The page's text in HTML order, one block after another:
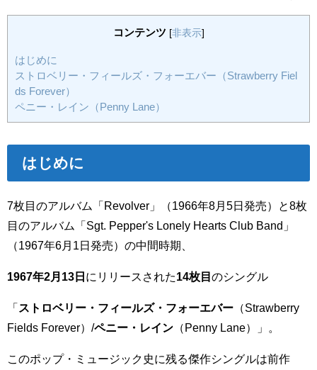
コンテンツ [非表示]
はじめに
ストロベリー・フィールズ・フォーエバー（Strawberry Fiel
ds Forever）
ペニー・レイン（Penny Lane）
はじめに
7枚目のアルバム「Revolver」（1966年8月5日発売）と8枚
目のアルバム「Sgt. Pepper's Lonely Hearts Club Band」
（1967年6月1日発売）の中間時期、
1967年2月13日 にリリースされた14枚目 のシングル
「 ストロベリー・フィールズ・フォーエバー （Strawberry
Fields Forever）/ペニー・レイン （Penny Lane）」。
このポップ・ミュージック史に残る傑作シングルは前作